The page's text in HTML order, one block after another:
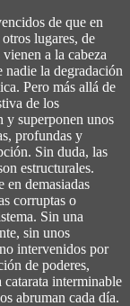
de que en
lugares, de
a la cabeza
nadie la degradación
Pero más allá de
de los
y superponen unos
profundas y
Sin duda, las
estructurales.
demasiadas
corruptas o
Sin una
sin unos
intervenidos por
de poderes,
catarata interminable
abruman cada día.